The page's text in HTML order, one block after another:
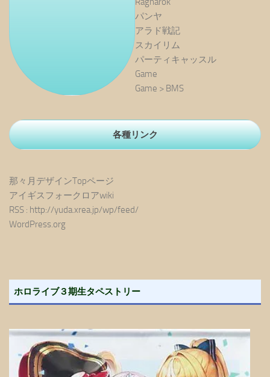
パンヤ
アラド戦記
スカイリム
パーティキャッスル
Game
Game > BMS
各種リンク
那々月デザインTopページ
アイギスフォークロアwiki
RSS : http://yuda.xrea.jp/wp/feed/
WordPress.org
ホロライブ３期生タペストリー